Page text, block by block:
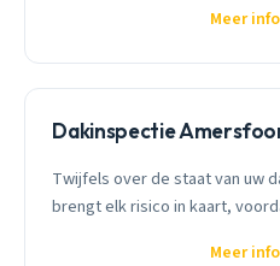
Meer
Dakinspectie
Twijfels over de staat van uw
brengt elk risico in kaart,
Meer